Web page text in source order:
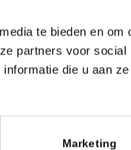
te bieden en om
partners voor social
die u aan
Marketing